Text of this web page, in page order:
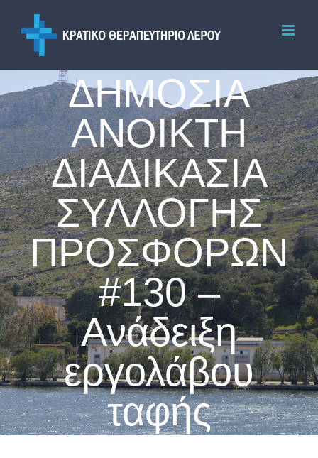
content
ΔΗΜΟΣΙΑ
ΑΝΟΙΚΤΗ
ΔΙΑΔΙΚΑΣΙΑ
ΣΥΛΛΟΓΗΣ
ΠΡΟΣΦΟΡΩΝ
#130 –
Ανάδειξη
εργολάβου
ταφής